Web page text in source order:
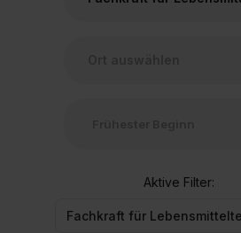
Aktive Filter: